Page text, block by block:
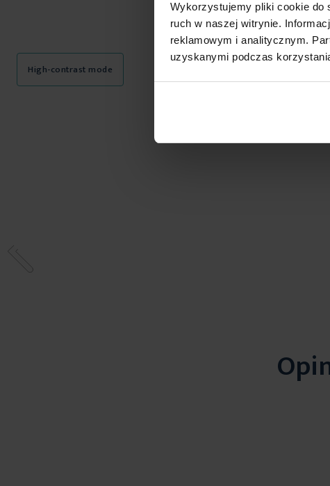
Wykorzystujemy pliki cookie do
ruch w naszej witrynie.
reklamowym i analitycznym.
uzyskanymi podczas
High-contrast mode